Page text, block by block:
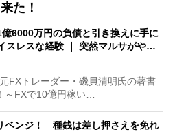
た！
億6000万円の負債と引き換えに手に
スレスな経験 ｜ 突然マルサがや…
FXトレーダー・磯貝清明氏の著書
～FXで10億円稼い…
ベンジ！ 種銭は差し押さえを免れ